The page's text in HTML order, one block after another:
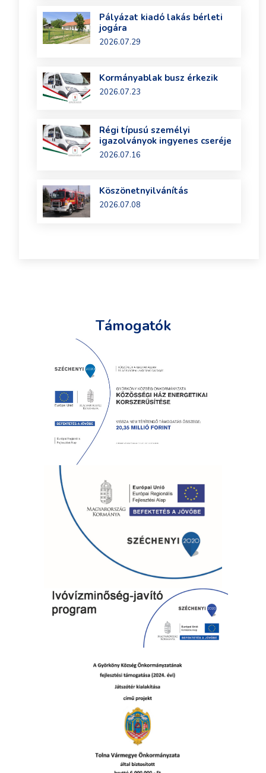
Pályázat kiadó lakás bérleti
jogára
2026.07.29
Kormányablak busz érkezik
2026.07.23
Régi típusú személyi
igazolványok ingyenes cseréje
2026.07.16
Köszönetnyilvánítás
2026.07.08
Támogatók